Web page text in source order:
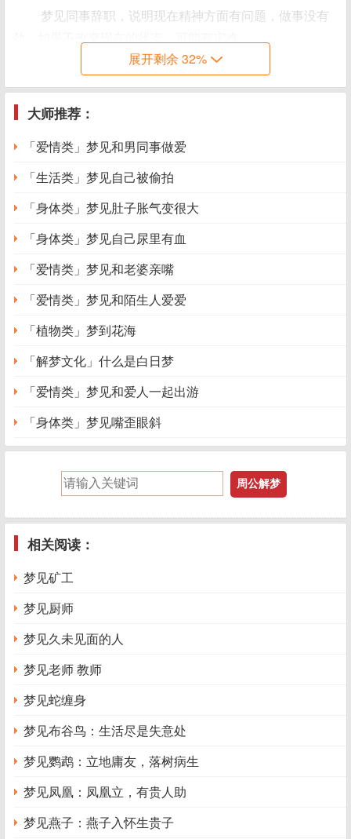
梦见同事辞职，说明现在精神方面有问题，做事没有
梦见同事 工作伙伴的案例分析
小李在事业单位工作。有一天晚上梦见以前两个跟他
同期进入这个单位的同事。他跟这两个同事平时交往不多，
不过因为是同期入这个单位，所以印象深些，关系比其他人
是旁观者的身份，突然接到通知，也不知道他们是怎样死
的，醒来之后，只觉得很恐怖。做梦之后不久，他就被调到
新的领导岗位上。他发现下面的员工对前任领导比较贴近，
自己暂时还没能真正进入角色，感到很苦闷。
梦境解析：梦见同事死了，有两种解释，一是处于某
种原因或工作压力，做梦者想要排挤那些同事。二是对自己
有所怀疑，担心所喜欢的志同道和的同事是否会远离自己、
者。同期进入单位的同事死了，这是一个提示的梦，梦境提
示他，原来的工作状态必须放弃;这死去的两个同事，象征
的就是他之前一直保留的工作态度与感受;现在环境变化，
一直坚持原来的并不妥当，需要改变才会有成功。
展开剩余 32%
大师推荐：
「爱情类」梦见和男同事做爱
「生活类」梦见自己被偷拍
「身体类」梦见肚子胀气变很大
「身体类」梦见自己尿里有血
「爱情类」梦见和老婆亲嘴
「爱情类」梦见和陌生人爱爱
「植物类」梦到花海
「解梦文化」什么是白日梦
「爱情类」梦见和爱人一起出游
「身体类」梦见嘴歪眼斜
相关阅读：
梦见矿工
梦见厨师
梦见久未见面的人
梦见老师 教师
梦见蛇缠身
梦见布谷鸟：生活尽是失意处
梦见鹦鹉：立地庸友，落树病生
梦见凤凰：凤凰立，有贵人助
梦见燕子：燕子入怀生贵子